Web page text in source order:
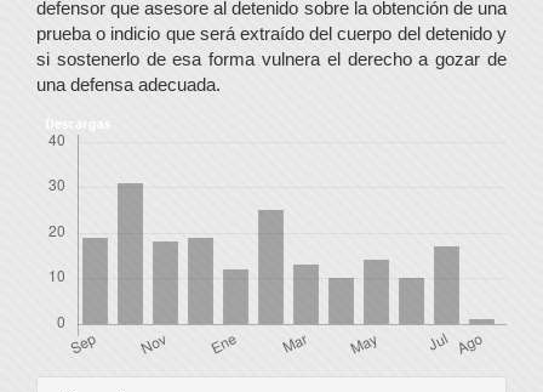
defensor que asesore al detenido sobre la obtención de una
prueba o indicio que será extraído del cuerpo del detenido y
si sostenerlo de esa forma vulnera el derecho a gozar de
una defensa adecuada.
Descargas